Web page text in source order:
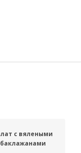
с вялеными
баклажанами